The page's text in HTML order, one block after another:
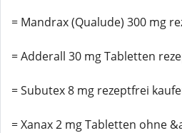
= Mandrax (Qualude) 300 mg
= Adderall 30 mg Tabletten
= Subutex 8 mg rezeptfrei
= Xanax 2 mg Tabletten ohne